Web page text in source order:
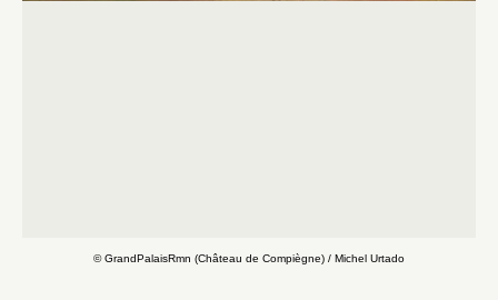
© GrandPalaisRmn (Château de Compiègne) / Michel Urtado